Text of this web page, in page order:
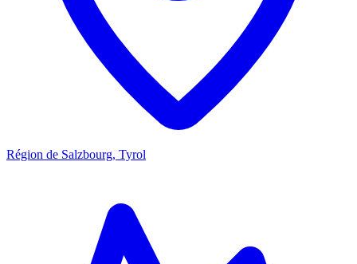
Région de Salzbourg, Tyrol